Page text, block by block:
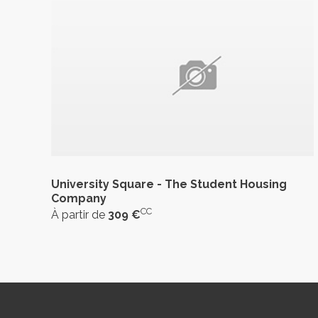
University Square - The Student Housing
Company
À partir de 309 €CC